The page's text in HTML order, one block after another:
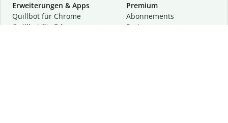
Erweiterungen & Apps
Quillbot für Chrome
Quillbot für Edge
Premium
Abon­ne­ments
Preise